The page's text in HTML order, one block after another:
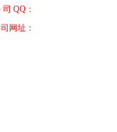
司 QQ：
网址：